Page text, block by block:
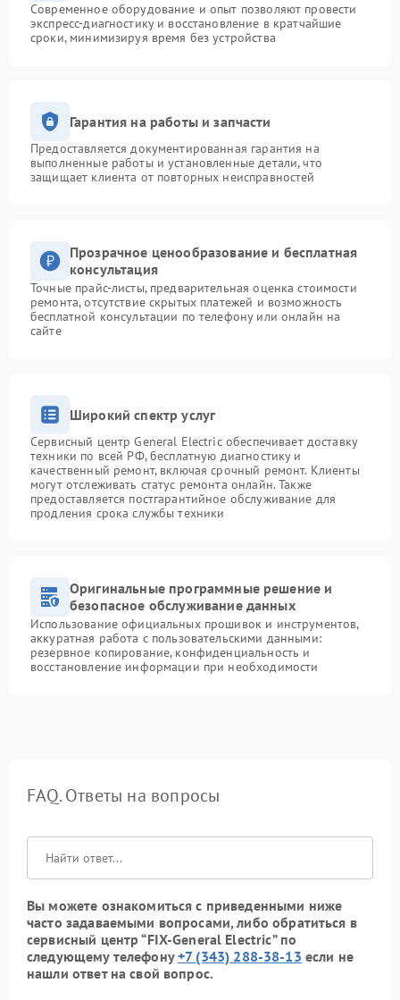
Современное оборудование и опыт позволяют провести
экспресс-диагностику и восстановление в кратчайшие
сроки, минимизируя время без устройства
Гарантия на работы и запчасти
Предоставляется документированная гарантия на
выполненные работы и установленные детали, что
защищает клиента от повторных неисправностей
Прозрачное ценообразование и бесплатная
консультация
Точные прайс-листы, предварительная оценка стоимости
ремонта, отсутствие скрытых платежей и возможность
бесплатной консультации по телефону или онлайн на
сайте
Широкий спектр услуг
Сервисный центр General Electric обеспечивает доставку
техники по всей РФ, бесплатную диагностику и
качественный ремонт, включая срочный ремонт. Клиенты
могут отслеживать статус ремонта онлайн. Также
предоставляется постгарантийное обслуживание для
продления срока службы техники
Оригинальные программные решение и
безопасное обслуживание данных
Использование официальных прошивок и инструментов,
аккуратная работа с пользовательскими данными:
резервное копирование, конфиденциальность и
восстановление информации при необходимости
FAQ. Ответы на вопросы
Вы можете ознакомиться с приведенными ниже
часто задаваемыми вопросами, либо обратиться в
сервисный центр “FIX-General Electric” по
следующему телефону+7 (343) 288-38-13 если не
нашли ответ на свой вопрос.